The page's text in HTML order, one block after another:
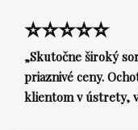
⭐⭐⭐⭐⭐
„Skutočne široký
priaznivé ceny.
klientom v ústrety,